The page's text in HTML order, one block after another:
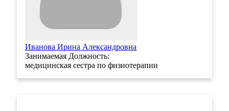
Иванова Ирина Александровна
Занимаемая Должность:
медицинская сестра по физиотерапии